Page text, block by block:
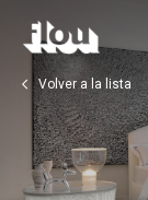
Volver a la lista